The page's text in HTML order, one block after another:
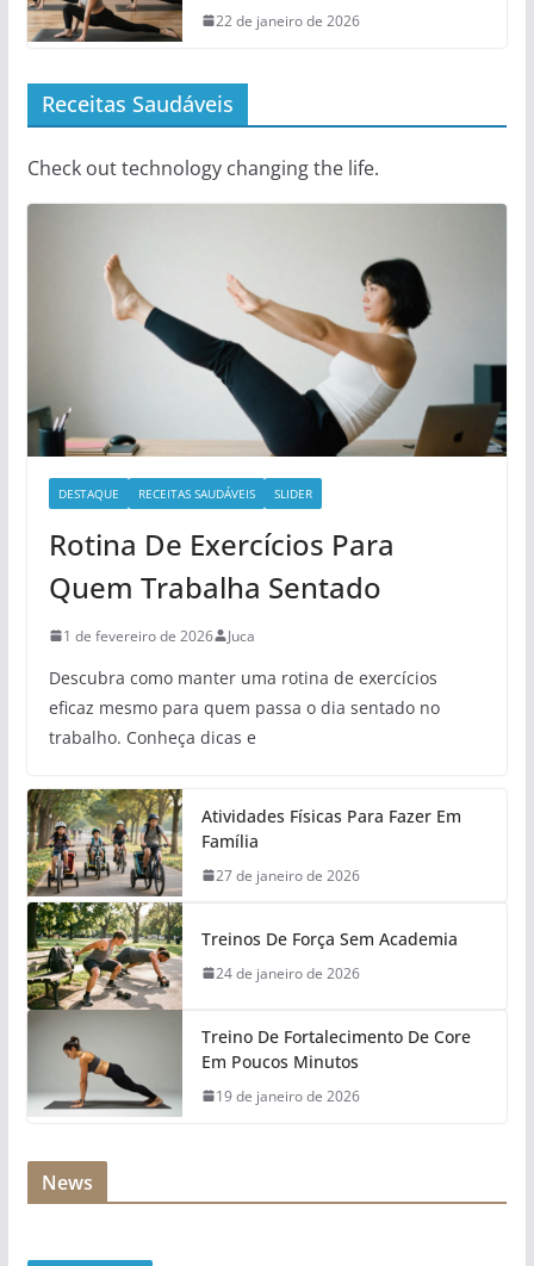
22 de janeiro de 2026
Receitas Saudáveis
Check out technology changing the life.
DESTAQUE RECEITAS SAUDÁVEIS SLIDER
Rotina De Exercícios Para
Quem Trabalha Sentado
1 de fevereiro de 2026 Juca
Descubra como manter uma rotina de exercícios
eficaz mesmo para quem passa o dia sentado no
trabalho. Conheça dicas e
Atividades Físicas Para Fazer Em
Família
27 de janeiro de 2026
Treinos De Força Sem Academia
24 de janeiro de 2026
Treino De Fortalecimento De Core
Em Poucos Minutos
19 de janeiro de 2026
News